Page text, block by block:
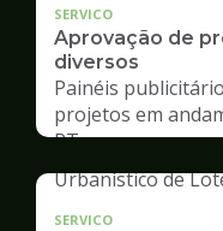
SERVICO
Aprovação de
diversos
Painéis
projetos em
RT
SERVICO